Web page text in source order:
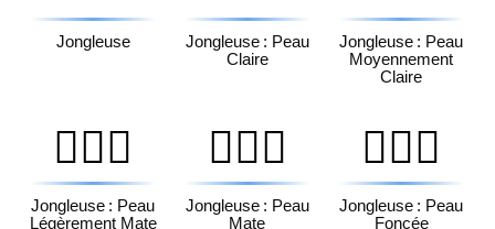
Jongleuse
Jongleuse : Peau
Claire
Jongleuse : Peau
Moyennement
Claire
🤹🏽‍♀️
Jongleuse : Peau
Légèrement Mate
🤹🏾‍♀️
Jongleuse : Peau
Mate
🤹🏿‍♀️
Jongleuse : Peau
Foncée